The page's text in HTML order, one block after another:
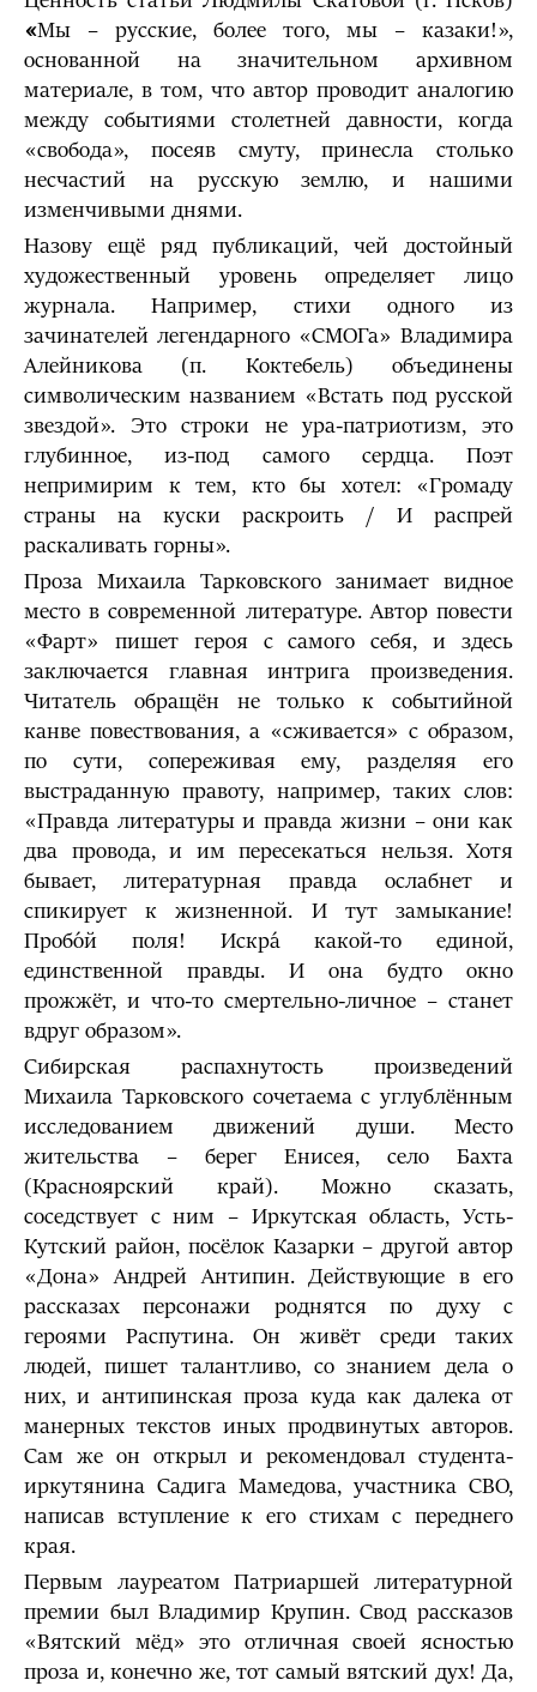
«Мы – русские, более того, мы – казаки!»,
основанной на значительном архивном
материале, в том, что автор проводит аналогию
между событиями столетней давности, когда
«свобода», посеяв смуту, принесла столько
несчастий на русскую землю, и нашими
изменчивыми днями.
Назову ещё ряд публикаций, чей достойный
художественный уровень определяет лицо
журнала. Например, стихи одного из
зачинателей легендарного «СМОГа» Владимира
Алейникова (п. Коктебель) объединены
символическим названием «Встать под русской
звездой». Это строки не ура-патриотизм, это
глубинное, из-под самого сердца. Поэт
непримирим к тем, кто бы хотел: «Громаду
страны на куски раскроить / И распрей
раскаливать горны».
Проза Михаила Тарковского занимает видное
место в современной литературе. Автор повести
«Фарт» пишет героя с самого себя, и здесь
заключается главная интрига произведения.
Читатель обращён не только к событийной
канве повествования, а «сживается» с образом,
по сути, сопереживая ему, разделяя его
выстраданную правоту, например, таких слов:
«Правда литературы и правда жизни – они как
два провода, и им пересекаться нельзя. Хотя
бывает, литературная правда ослабнет и
спикирует к жизненной. И тут замыкание!
Пробо́й поля! Искра́ какой-то единой,
единственной правды. И она будто окно
прожжёт, и что-то смертельно-личное – станет
вдруг образом».
Сибирская распахнутость произведений
Михаила Тарковского сочетаема с углублённым
исследованием движений души. Место
жительства – берег Енисея, село Бахта
(Красноярский край). Можно сказать,
соседствует с ним – Иркутская область, Усть-
Кутский район, посёлок Казарки – другой автор
«Дона» Андрей Антипин. Действующие в его
рассказах персонажи роднятся по духу с
героями Распутина. Он живёт среди таких
людей, пишет талантливо, со знанием дела о
них, и антипинская проза куда как далека от
манерных текстов иных продвинутых авторов.
Сам же он открыл и рекомендовал студента-
иркутянина Садига Мамедова, участника СВО,
написав вступление к его стихам с переднего
края.
Первым лауреатом Патриаршей литературной
премии был Владимир Крупин. Свод рассказов
«Вятский мёд» это отличная своей ясностью
проза и, конечно же, тот самый вятский дух! Да,